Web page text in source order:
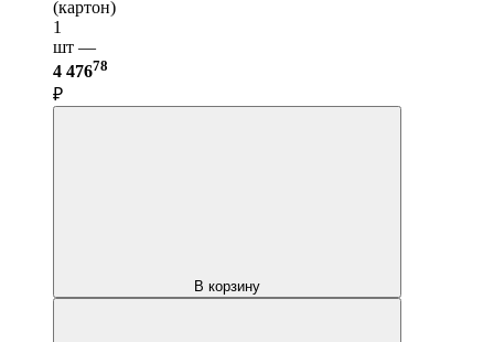
(картон)
1
шт —
4 47678
₽
В корзину